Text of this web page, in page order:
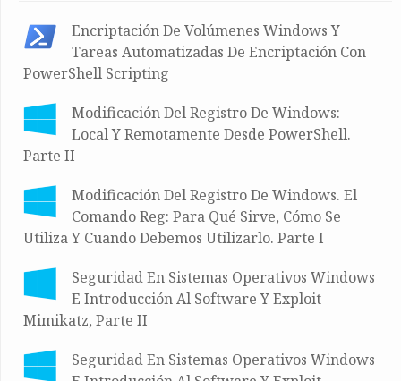
Encriptación De Volúmenes Windows Y
Tareas Automatizadas De Encriptación Con
PowerShell Scripting
Modificación Del Registro De Windows:
Local Y Remotamente Desde PowerShell.
Parte II
Modificación Del Registro De Windows. El
Comando Reg: Para Qué Sirve, Cómo Se
Utiliza Y Cuando Debemos Utilizarlo. Parte I
Seguridad En Sistemas Operativos Windows
E Introducción Al Software Y Exploit
Mimikatz, Parte II
Seguridad En Sistemas Operativos Windows